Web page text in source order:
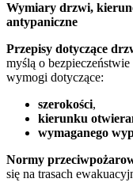
Wymiary drzwi,
antypaniczne
Przepisy dotyczące
myślą o
wymogi dotyczące:
szerokości,
kierunku
wymaganego
Normy
się na trasach